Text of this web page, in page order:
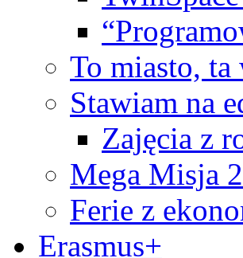
To miasto,
Stawiam na
Zajęcia z
Mega Misja
Ferie z
Erasmus+